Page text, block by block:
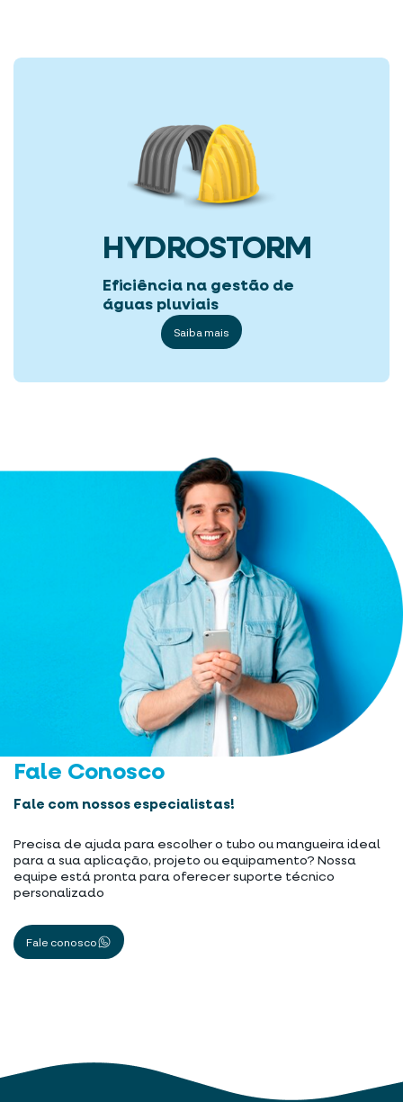
HYDROSTORM
Eficiência na gestão de
águas pluviais
Saiba mais
Fale Conosco
Fale com nossos especialistas!
Precisa de ajuda para escolher o tubo ou mangueira ideal
para a sua aplicação, projeto ou equipamento? Nossa
equipe está pronta para oferecer suporte técnico
personalizado
Fale conosco